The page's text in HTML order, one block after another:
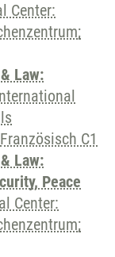
Center:
Law:
Französisch C1
Law:
Peace
Center: